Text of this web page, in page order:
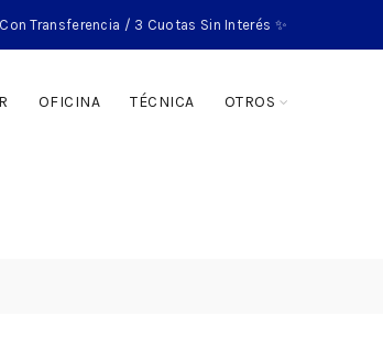
Transferencia / 3 Cuotas Sin Interés ✨
OFICINA TÉCNICA OTROS